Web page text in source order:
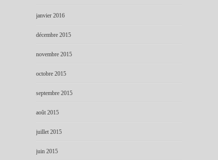
janvier 2016
décembre 2015
novembre 2015
octobre 2015
septembre 2015
août 2015
juillet 2015
juin 2015